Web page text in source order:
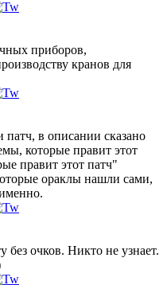
приборов,
кранов для
в описании сказано
которые правит этот
правит этот патч"
ораклы нашли сами,
очков. Никто не узнает.